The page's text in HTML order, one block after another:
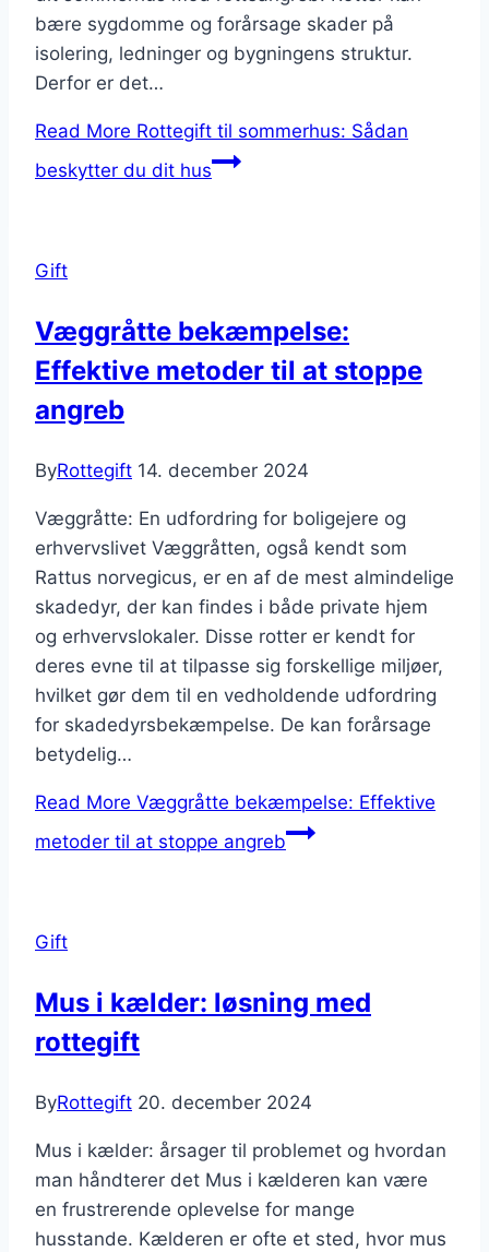
bære sygdomme og forårsage skader på
isolering, ledninger og bygningens struktur.
Derfor er det…
Read More Rottegift til sommerhus: Sådan
beskytter du dit hus
Gift
Væggråtte bekæmpelse:
Effektive metoder til at stoppe
angreb
ByRottegift 14. december 2024
Væggråtte: En udfordring for boligejere og
erhvervslivet Væggråtten, også kendt som
Rattus norvegicus, er en af de mest almindelige
skadedyr, der kan findes i både private hjem
og erhvervslokaler. Disse rotter er kendt for
deres evne til at tilpasse sig forskellige miljøer,
hvilket gør dem til en vedholdende udfordring
for skadedyrsbekæmpelse. De kan forårsage
betydelig…
Read More Væggråtte bekæmpelse: Effektive
metoder til at stoppe angreb
Gift
Mus i kælder: løsning med
rottegift
ByRottegift 20. december 2024
Mus i kælder: årsager til problemet og hvordan
man håndterer det Mus i kælderen kan være
en frustrerende oplevelse for mange
husstande. Kælderen er ofte et sted, hvor mus